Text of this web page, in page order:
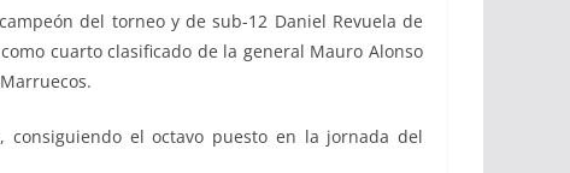
del torneo y de sub-12 Daniel Revuela de
cuarto clasificado de la general Mauro Alonso
el octavo puesto en la jornada del